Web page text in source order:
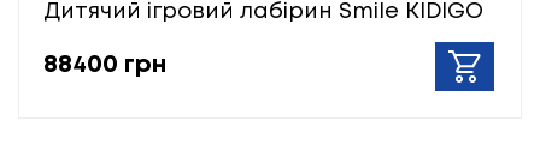
Дитячий ігровий лабірин Smile KIDIGO
88400 грн